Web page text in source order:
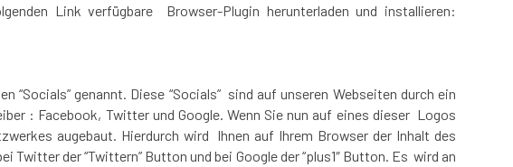
Link verfügbare Browser-Plugin herunterladen und installieren:
genannt. Diese “Socials” sind auf unseren Webseiten durch ein
: Facebook, Twitter und Google. Wenn Sie nun auf eines dieser Logos
augebaut. Hierdurch wird Ihnen auf Ihrem Browser der Inhalt des
Twitter der “Twittern” Button und bei Google der “plus1″ Button. Es wird an